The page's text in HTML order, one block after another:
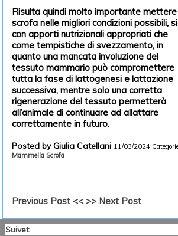
Risulta quindi molto importante
scrofa nelle migliori condizioni possibili,
con apporti nutrizionali appropriati che
come tempistiche di svezzamento, in
quanto una mancata involuzione del
tessuto mammario può compromettere
tutta la fase di lattogenesi e lattazione
successiva, mentre solo una corretta
rigenerazione del tessuto permetterà
all’animale di continuare ad allattare
correttamente in futuro.
Posted by Giulia Catellani 11/03/2024
Mammella Scrofa
Previous Post << >> Next Post
Suivet